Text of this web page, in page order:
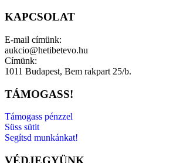
KAPCSOLAT
E-mail címünk:
aukcio@hetibetevo.hu
Címünk:
1011 Budapest, Bem rakpart 25/b.
TÁMOGASS!
Támogass pénzzel
Süss sütit
Segítsd munkánkat!
VÉDJEGYÜNK